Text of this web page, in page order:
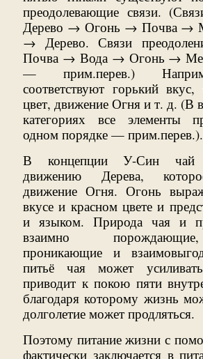
преодолевающие связи.
Дерево → Огонь → Почва →
→ Дерево. Связи
Почва → Вода → Огонь →
— прим.перев.)
соответствуют горький
цвет, движение Огня и т. д. (В
категориях все элементы
одном порядке — прим.перев.).
В концепции У-Син чай
движению Дерева,
движение Огня. Огонь
вкусе и красном цвете и
и языком. Природа чая и
взаимно
проникающие и
питьё чая может
приводит к покою пяти
благодаря которому жизнь
долголетие может продляться.
Поэтому питание жизни с
фактически заключается в